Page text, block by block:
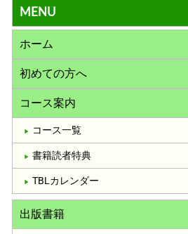
MENU
ホーム
初めての方へ
コース案内
コース一覧
書籍読者特典
TBLカレンダー
出版書籍